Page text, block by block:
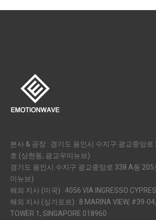
본사 & 공장 : 경기도 용인시 수지구 광교중앙로
호 (상현동, 광교우미뉴브)
경기도 용인시 수지구 광교중앙로 338 A동 205
미뉴브)
해외 지사 (미국) : 4056 VIA INGRESSO
해외 지사 (싱가포르) : 8 MARINA VIEW, #39-
TOWER 1, SINGAPORE 018960